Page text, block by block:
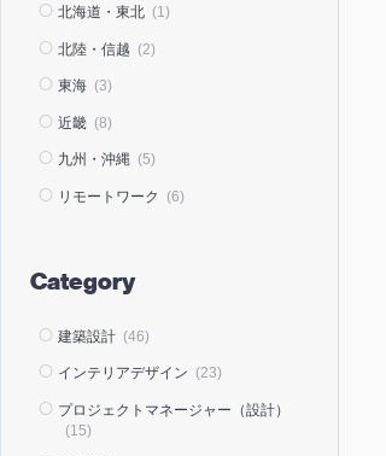
北海道・東北 (1)
北陸・信越 (2)
東海 (3)
近畿 (8)
九州・沖縄 (5)
リモートワーク (6)
Category
建築設計 (46)
インテリアデザイン (23)
プロジェクトマネージャー（設計）
(15)